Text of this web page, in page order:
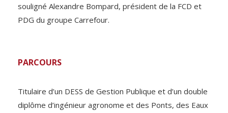
souligné Alexandre Bompard, président de la FCD et
PDG du groupe Carrefour.
PARCOURS
Titulaire d’un DESS de Gestion Publique et d’un double
diplôme d’ingénieur agronome et des Ponts, des Eaux